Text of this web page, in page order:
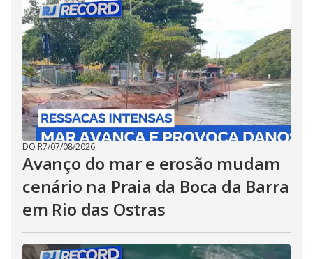
DO R7/07/08/2026
Avanço do mar e erosão mudam
cenário na Praia da Boca da Barra
em Rio das Ostras